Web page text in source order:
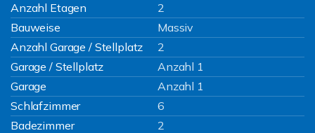
Anzahl Etagen
2
Bauweise
Massiv
Anzahl Garage / Stellplatz
2
Garage / Stellplatz
Anzahl 1
Garage
Anzahl 1
Schlafzimmer
6
Badezimmer
2